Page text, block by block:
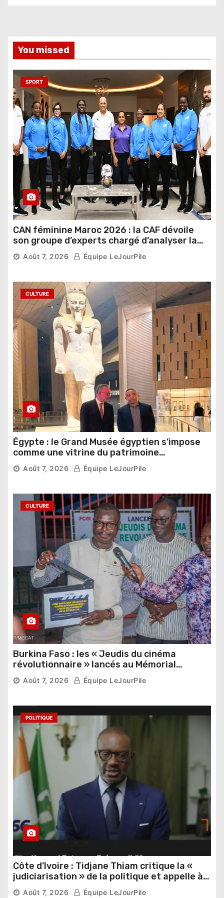
You missed
SPORT
CAN féminine Maroc 2026 : la CAF dévoile
son groupe d’experts chargé d’analyser la
compétition
Août 7, 2026 Équipe LeJourPile
CULTURE
Égypte : le Grand Musée égyptien s’impose
comme une vitrine du patrimoine
pharaonique auprès des dirigeants
étrangers
Août 7, 2026 Équipe LeJourPile
CULTURE
Burkina Faso : les « Jeudis du cinéma
révolutionnaire » lancés au Mémorial
Thomas Sankara
Août 7, 2026 Équipe LeJourPile
POLITIQUE
Côte d’Ivoire : Tidjane Thiam critique la «
judiciarisation » de la politique et appelle à
poursuivre l’apaisement
Août 7, 2026 Équipe LeJourPile